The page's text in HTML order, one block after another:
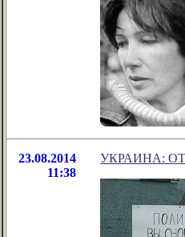
23.08.2014
11:38
УКРАИНА: